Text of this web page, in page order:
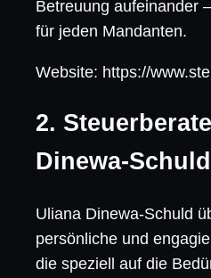
Betreuung aufeinander
für jeden Mandanten.
Website: https://
2.
Dinewa-Schuld
Uliana Dinewa-Schuld
persönliche und
die speziell auf die